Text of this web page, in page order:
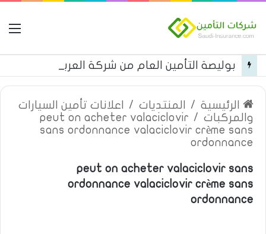
الرئيسية / المنتديات /
اعلانات تأمين السيارات
والمركبات /
peut on acheter valaciclovir
sans ordonnance valaciclovir crème sans
ordonnance
peut on acheter valaciclovir sans
ordonnance valaciclovir crème sans
ordonnance